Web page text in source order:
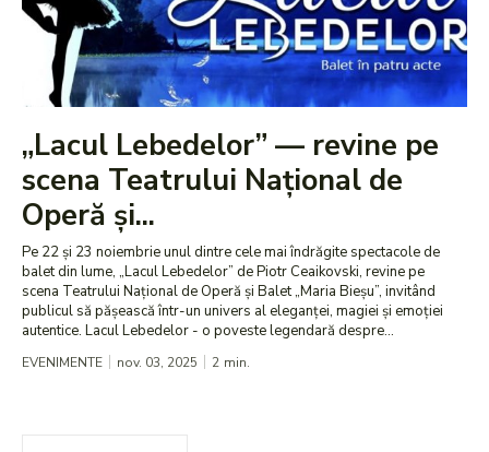
„Lacul Lebedelor” — revine pe
scena Teatrului Național de
Operă și...
Pe 22 și 23 noiembrie unul dintre cele mai îndrăgite spectacole de
balet din lume, „Lacul Lebedelor” de Piotr Ceaikovski, revine pe
scena Teatrului Național de Operă și Balet „Maria Bieșu”, invitând
publicul să pășească într-un univers al eleganței, magiei și emoției
autentice. Lacul Lebedelor - o poveste legendară despre...
EVENIMENTE nov. 03, 2025 2 min.